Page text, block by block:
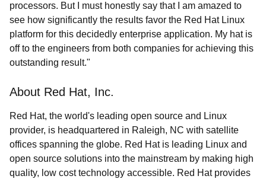
processors. But I must honestly say that I am amazed to
see how significantly the results favor the Red Hat Linux
platform for this decidedly enterprise application. My hat is
off to the engineers from both companies for achieving this
outstanding result."
About Red Hat, Inc.
Red Hat, the world's leading open source and Linux
provider, is headquartered in Raleigh, NC with satellite
offices spanning the globe. Red Hat is leading Linux and
open source solutions into the mainstream by making high
quality, low cost technology accessible. Red Hat provides